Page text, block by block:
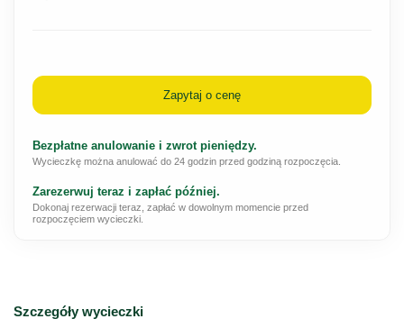
Szczegóły wycieczki
Zapytaj o cenę
Bezpłatne anulowanie i zwrot pieniędzy.
Wycieczkę można anulować do 24 godzin przed godziną rozpoczęcia.
Zarezerwuj teraz i zapłać później.
Dokonaj rezerwacji teraz, zapłać w dowolnym momencie przed
rozpoczęciem wycieczki.